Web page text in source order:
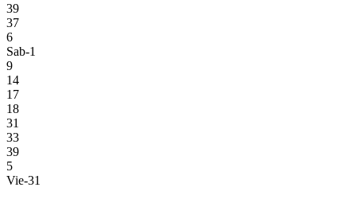
39
37
6
Sab-1
9
14
17
18
31
33
39
5
Vie-31